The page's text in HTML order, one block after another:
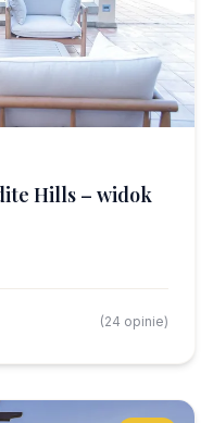
Hills – widok
(24 opinie)